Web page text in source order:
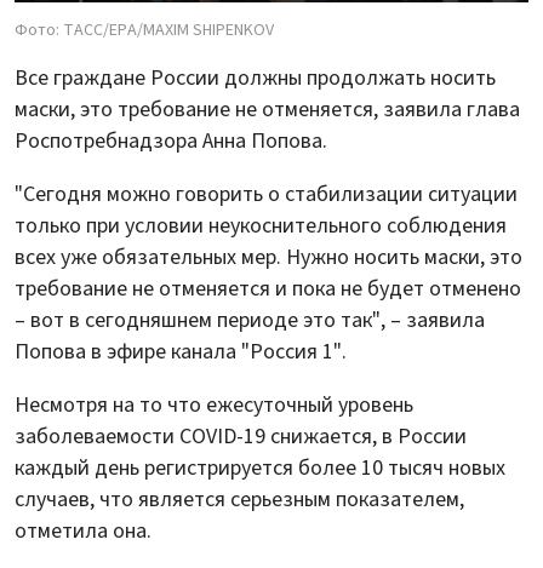
Фото: ТАСС/EPA/MAXIM SHIPENKOV
Все граждане России должны продолжать носить
маски, это требование не отменяется, заявила глава
Роспотребнадзора Анна Попова.
"Сегодня можно говорить о стабилизации ситуации
только при условии неукоснительного соблюдения
всех уже обязательных мер. Нужно носить маски, это
требование не отменяется и пока не будет отменено
– вот в сегодняшнем периоде это так", – заявила
Попова в эфире канала "Россия 1".
Несмотря на то что ежесуточный уровень
заболеваемости COVID-19 снижается, в России
каждый день регистрируется более 10 тысяч новых
случаев, что является серьезным показателем,
отметила она.